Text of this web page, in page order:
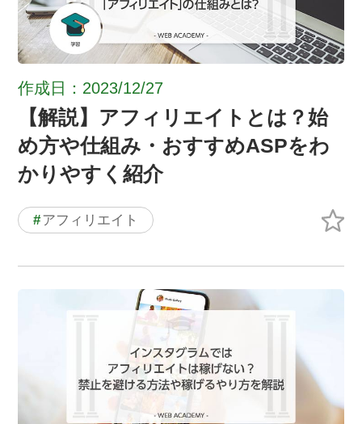
作成日：2023/12/27
【解説】アフィリエイトとは？始
め方や仕組み・おすすめASPをわ
かりやすく紹介
#アフィリエイト